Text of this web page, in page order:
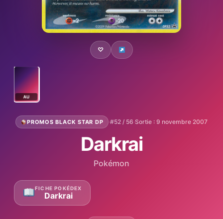
♡
AU
PROMOS BLACK STAR DP ·#52 / 56·Sortie : 9 novembre 2007
Darkrai
Pokémon
FICHE POKÉDEX
Darkrai